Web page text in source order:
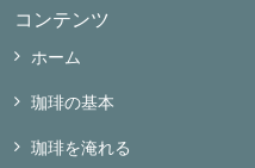
コンテンツ
ホーム
珈琲の基本
珈琲を淹れる